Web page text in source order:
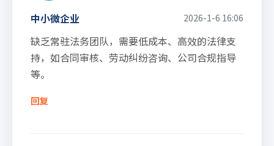
中小微企业 2026-1-6 16:06
缺乏常驻法务团队，需要低成本、高效的法律支
持，如合同审核、劳动纠纷咨询、公司合规指导
等。
回复